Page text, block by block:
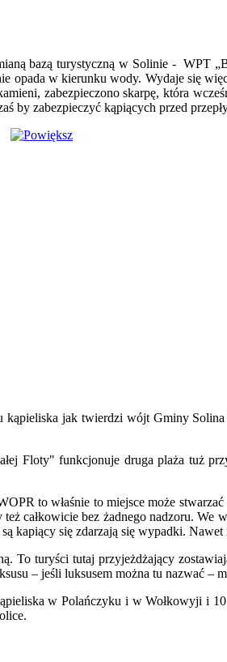
bazą turystyczną w Solinie - WPT
opada w kierunku wody. Wydaje się
zabezpieczono skarpę, która
by zabezpieczyć kąpiących przed
jak twierdzi wójt Gminy
Floty" funkcjonuje druga plaża tuż
to właśnie to miejsce może
też całkowicie bez żadnego nadzoru.
kapiący się zdarzają się wypadki.
To turyści tutaj przyjeżdżający
– jeśli luksusem można tu nazwać –
w Polańczyku i w Wołkowyji i